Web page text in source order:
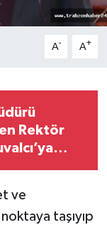
A- A+
Rektör
ve
taşıyıp